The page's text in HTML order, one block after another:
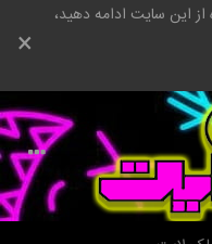
از این سایت ادامه دهید،
×